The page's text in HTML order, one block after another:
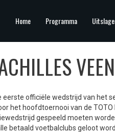
Home Programma
officiële wedstrijd van het
het hoofdtoernooi van de
gespeeld moeten
betaald voetbalclubs geloot